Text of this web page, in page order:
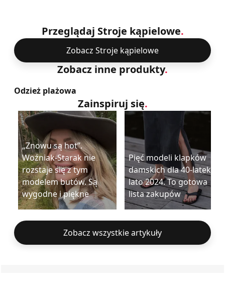
Przeglądaj Stroje kąpielowe.
Zobacz Stroje kąpielowe
Zobacz inne produkty.
Odzież plażowa
Zainspiruj się.
„Znowu są hot”.
Woźniak-Starak nie
rozstaje się z tym
modelem butów. Są
wygodne i piękne
Pięć modeli klapków
damskich dla 40-latek na
lato 2024. To gotowa
lista zakupów
Zobacz wszystkie artykuły